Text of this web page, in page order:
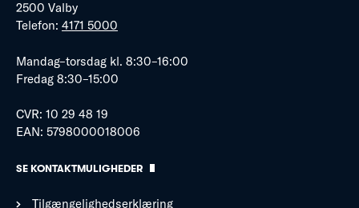
2500 Valby
Telefon: 4171 5000
Mandag–torsdag kl. 8:30–16:00
Fredag 8:30–15:00
CVR: 10 29 48 19
EAN: 5798000018006
SE KONTAKTMULIGHEDER
Tilgængelighedserklæring